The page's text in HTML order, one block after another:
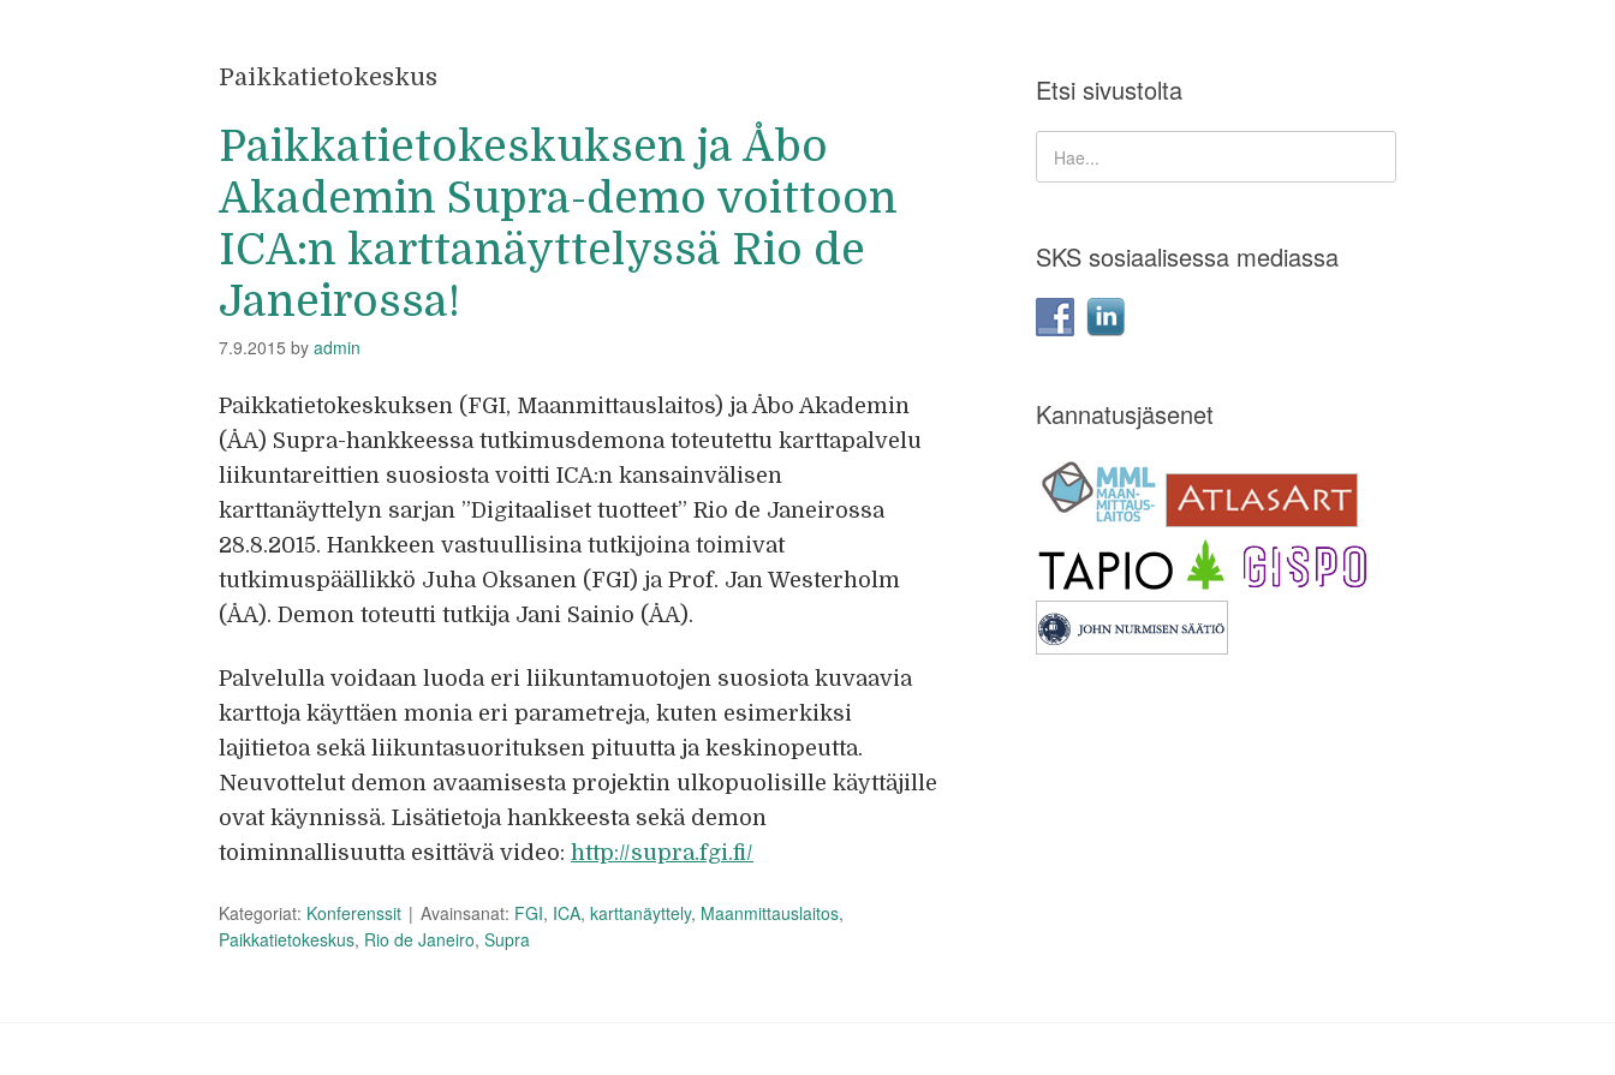
Paikkatietokeskus
Paikkatietokeskuksen ja Åbo
Akademin Supra-demo voittoon
ICA:n karttanäyttelyssä Rio de
Janeirossa!
7.9.2015 by admin
Paikkatietokeskuksen (FGI, Maanmittauslaitos) ja Åbo Akademin
(ÅA) Supra-hankkeessa tutkimusdemona toteutettu karttapalvelu
liikuntareittien suosiosta voitti ICA:n kansainvälisen
karttanäyttelyn sarjan ”Digitaaliset tuotteet” Rio de Janeirossa
28.8.2015. Hankkeen vastuullisina tutkijoina toimivat
tutkimuspäällikkö Juha Oksanen (FGI) ja Prof. Jan Westerholm
(ÅA). Demon toteutti tutkija Jani Sainio (ÅA).
Palvelulla voidaan luoda eri liikuntamuotojen suosiota kuvaavia
karttoja käyttäen monia eri parametreja, kuten esimerkiksi
lajitietoa sekä liikuntasuorituksen pituutta ja keskinopeutta.
Neuvottelut demon avaamisesta projektin ulkopuolisille käyttäjille
ovat käynnissä. Lisätietoja hankkeesta sekä demon
toiminnallisuutta esittävä video: http://supra.fgi.fi/
Kategoriat: Konferenssit Avainsanat: FGI, ICA, karttanäyttely, Maanmittauslaitos,
Paikkatietokeskus, Rio de Janeiro, Supra
Etsi sivustolta
SKS sosiaalisessa mediassa
Kannatusjäsenet